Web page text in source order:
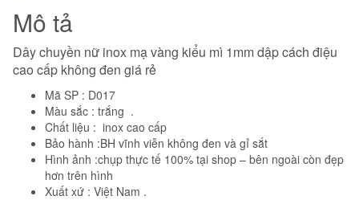
số
lượng
Mô tả
Dây chuyền nữ inox mạ vàng kiểu mì 1mm dập cách điệu
cao cấp không đen giá rẻ
Mã SP : D017
Màu sắc : trắng .
Chất liệu : inox cao cấp
Bảo hành :BH vĩnh viễn không đen và gỉ sắt
Hình ảnh :chụp thực tế 100% tại shop – bên ngoài còn đẹp
hơn trên hình
Xuất xứ : Việt Nam .